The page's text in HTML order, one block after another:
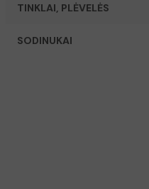
TINKLAI, PLĖVELĖS
SODINUKAI